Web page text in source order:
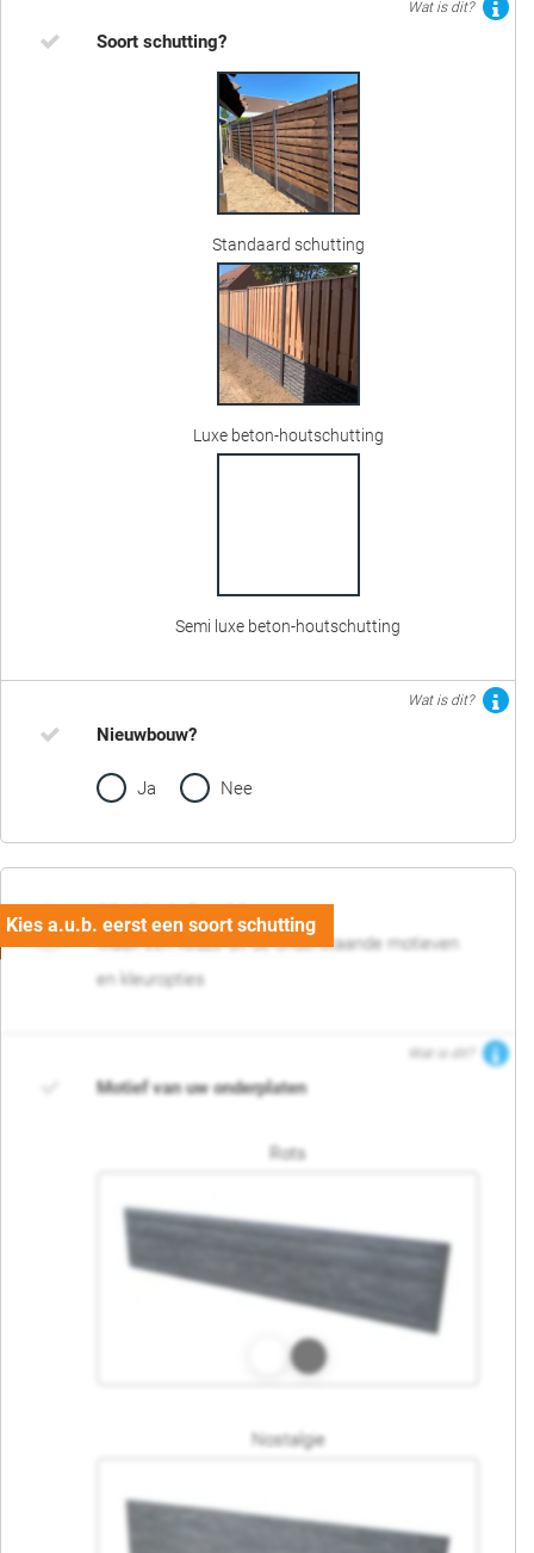
Wat is dit?
Soort schutting?
Standaard schutting
Luxe beton-houtschutting
Semi luxe beton-houtschutting
Wat is dit?
Nieuwbouw?
Ja Nee
02. Motief en kleur
Maak een keuze uit de onderstaande motieven
en kleuropties
Wat is dit?
Motief van uw onderplaten
Rots
Nostalgie